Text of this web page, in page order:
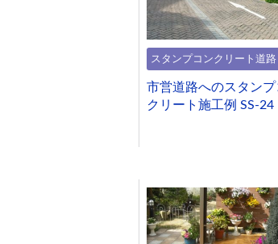
スタンプコンクリート道路
市営道路へのスタンプ
クリート施工例 SS-24